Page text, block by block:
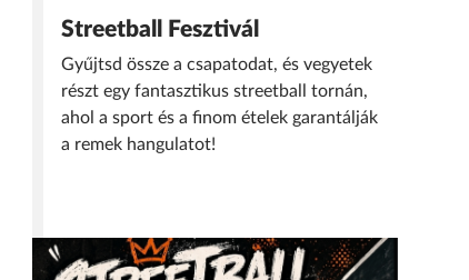
Streetball Fesztivál
Gyűjtsd össze a csapatodat, és vegyetek
részt egy fantasztikus streetball tornán,
ahol a sport és a finom ételek garantálják
a remek hangulatot!